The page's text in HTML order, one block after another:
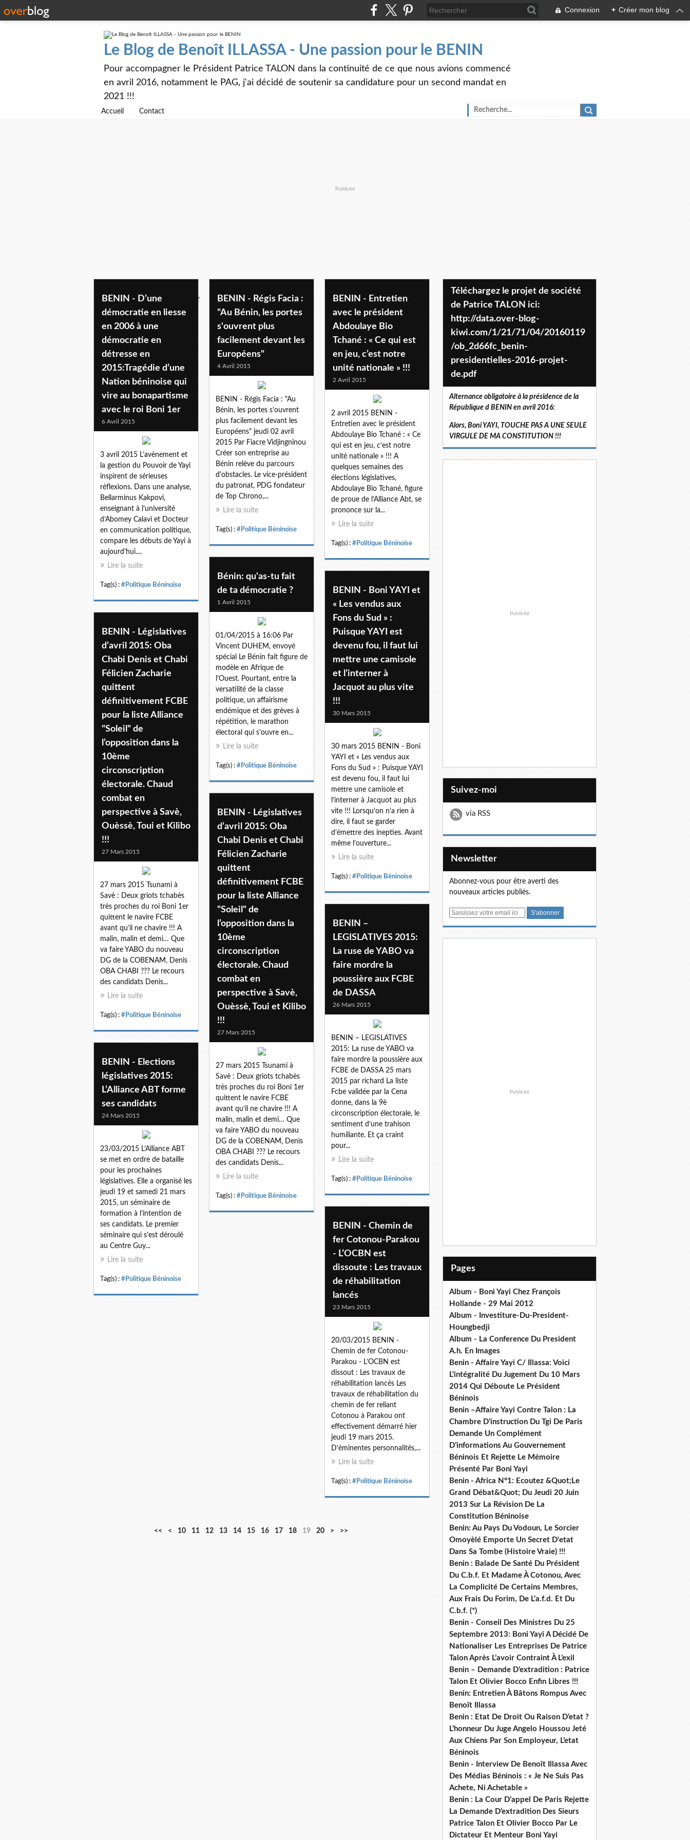
Connexion + Créer mon blog
Le Blog de Benoît ILLASSA - Une passion pour le BENIN
Pour accompagner le Président Patrice TALON dans la continuité de ce que nous avions commencé
en avril 2016, notamment le PAG, j'ai décidé de soutenir sa candidature pour un second mandat en
2021 !!!
Accueil Contact
Publicité
politique beninoise
BENIN - D’une
démocratie en liesse
en 2006 à une
démocratie en
détresse en
2015:Tragédie d’une
Nation béninoise qui
vire au bonapartisme
avec le roi Boni 1er
6 Avril 2015
3 avril 2015 L’avènement et
la gestion du Pouvoir de Yayi
inspirent de sérieuses
réflexions. Dans une analyse,
Bellarminus Kakpovi,
enseignant à l’université
d’Abomey Calavi et Docteur
en communication politique,
compare les débuts de Yayi à
aujourd’hui....
Lire la suite
Tag(s) : #Politique Béninoise
BENIN - Régis Facia :
"Au Bénin, les portes
s'ouvrent plus
facilement devant les
Européens"
4 Avril 2015
BENIN - Régis Facia : "Au
Bénin, les portes s'ouvrent
plus facilement devant les
Européens" jeudi 02 avril
2015 Par Fiacre Vidjingninou
Créer son entreprise au
Bénin relève du parcours
d'obstacles. Le vice-président
du patronat, PDG fondateur
de Top Chrono,...
Lire la suite
Tag(s) : #Politique Béninoise
BENIN - Entretien
avec le président
Abdoulaye Bio
Tchané : « Ce qui est
en jeu, c’est notre
unité nationale » !!!
2 Avril 2015
2 avril 2015 BENIN -
Entretien avec le président
Abdoulaye Bio Tchané : « Ce
qui est en jeu, c’est notre
unité nationale » !!! A
quelques semaines des
élections législatives,
Abdoulaye Bio Tchané, figure
de proue de l’Alliance Abt, se
prononce sur la...
Lire la suite
Tag(s) : #Politique Béninoise
Bénin: qu'as-tu fait
de ta démocratie ?
1 Avril 2015
01/04/2015 à 16:06 Par
Vincent DUHEM, envoyé
spécial Le Bénin fait figure de
modèle en Afrique de
l'Ouest. Pourtant, entre la
versatilité de la classe
politique, un affairisme
endémique et des grèves à
répétition, le marathon
électoral qui s'ouvre en...
Lire la suite
Tag(s) : #Politique Béninoise
BENIN - Boni YAYI et
« Les vendus aux
Fons du Sud » :
Puisque YAYI est
devenu fou, il faut lui
mettre une camisole
et l’interner à
Jacquot au plus vite
!!!
30 Mars 2015
30 mars 2015 BENIN - Boni
YAYI et « Les vendus aux
Fons du Sud » : Puisque YAYI
est devenu fou, il faut lui
mettre une camisole et
l’interner à Jacquot au plus
vite !!! Lorsqu’on n’a rien à
dire, il faut se garder
d’émettre des inepties. Avant
même l’ouverture...
Lire la suite
Tag(s) : #Politique Béninoise
BENIN - Législatives
d’avril 2015: Oba
Chabi Denis et Chabi
Félicien Zacharie
quittent
définitivement FCBE
pour la liste Alliance
"Soleil" de
l’opposition dans la
10ème
circonscription
électorale. Chaud
combat en
perspective à Savè,
Ouèssè, Toui et Kilibo
!!!
27 Mars 2015
27 mars 2015 Tsunami à
Savè : Deux griots tchabès
très proches du roi Boni 1er
quittent le navire FCBE
avant qu’il ne chavire !!! A
malin, malin et demi… Que
va faire YABO du nouveau
DG de la COBENAM, Denis
OBA CHABI ??? Le recours
des candidats Denis...
Lire la suite
Tag(s) : #Politique Béninoise
BENIN - Législatives
d’avril 2015: Oba
Chabi Denis et Chabi
Félicien Zacharie
quittent
définitivement FCBE
pour la liste Alliance
"Soleil" de
l’opposition dans la
10ème
circonscription
électorale. Chaud
combat en
perspective à Savè,
Ouèssè, Toui et Kilibo
!!!
27 Mars 2015
27 mars 2015 Tsunami à
Savè : Deux griots tchabès
très proches du roi Boni 1er
quittent le navire FCBE
avant qu’il ne chavire !!! A
malin, malin et demi… Que
va faire YABO du nouveau
DG de la COBENAM, Denis
OBA CHABI ??? Le recours
des candidats Denis...
Lire la suite
Tag(s) : #Politique Béninoise
BENIN –
LEGISLATIVES 2015:
La ruse de YABO va
faire mordre la
poussière aux FCBE
de DASSA
26 Mars 2015
BENIN – LEGISLATIVES
2015: La ruse de YABO va
faire mordre la poussière aux
FCBE de DASSA 25 mars
2015 par richard La liste
Fcbe validée par la Cena
donne, dans la 9è
circonscription électorale, le
sentiment d’une trahison
humiliante. Et ça craint
pour...
Lire la suite
Tag(s) : #Politique Béninoise
BENIN - Elections
législatives 2015:
L’Alliance ABT forme
ses candidats
24 Mars 2015
23/03/2015 L’Alliance ABT
se met en ordre de bataille
pour les prochaines
législatives. Elle a organisé les
jeudi 19 et samedi 21 mars
2015, un séminaire de
formation à l’intention de
ses candidats. Le premier
séminaire qui s’est déroulé
au Centre Guy...
Lire la suite
Tag(s) : #Politique Béninoise
BENIN - Chemin de
fer Cotonou-Parakou
- L’OCBN est
dissoute : Les travaux
de réhabilitation
lancés
23 Mars 2015
20/03/2015 BENIN -
Chemin de fer Cotonou-
Parakou - L’OCBN est
dissout : Les travaux de
réhabilitation lancés Les
travaux de réhabilitation du
chemin de fer reliant
Cotonou à Parakou ont
effectivement démarré hier
jeudi 19 mars 2015.
D’éminentes personnalités,...
Lire la suite
Tag(s) : #Politique Béninoise
<< < 10 11 12 13 14 15 16 17 18 19 20
3
4
5
6
7
8
9
1
2
3
> >>
Téléchargez le projet de société
de Patrice TALON ici:
http://data.over-blog-
kiwi.com/1/21/71/04/20160119
/ob_2d66fc_benin-
presidentielles-2016-projet-
de.pdf
Alternance obligatoire à la présidence de la
République d BENIN en avril 2016:
Alors, Boni YAYI, TOUCHE PAS A UNE SEULE
VIRGULE DE MA CONSTITUTION !!!
Publicité
Suivez-moi
via RSS
Newsletter
Abonnez-vous pour être averti des
nouveaux articles publiés.
E
Publicité
Pages
Album - Boni Yayi Chez François
Hollande - 29 Mai 2012
Album - Investiture-Du-President-
Houngbedji
Album - La Conference Du President
A.h. En Images
Benin - Affaire Yayi C/ Illassa: Voici
L'intégralité Du Jugement Du 10 Mars
2014 Qui Déboute Le Président
Béninois
Benin –Affaire Yayi Contre Talon : La
Chambre D’instruction Du Tgi De Paris
Demande Un Complément
D’informations Au Gouvernement
Béninois Et Rejette Le Mémoire
Présenté Par Boni Yayi
Benin - Africa N°1: Ecoutez &Quot;Le
Grand Débat&Quot; Du Jeudi 20 Juin
2013 Sur La Révision De La
Constitution Béninoise
Benin: Au Pays Du Vodoun, Le Sorcier
Omoyèlé Emporte Un Secret D'etat
Dans Sa Tombe (Histoire Vraie) !!!
Benin : Balade De Santé Du Président
Du C.b.f. Et Madame À Cotonou, Avec
La Complicité De Certains Membres,
Aux Frais Du Forim, De L’a.f.d. Et Du
C.b.f. (*)
Benin - Conseil Des Ministres Du 25
Septembre 2013: Boni Yayi A Décidé De
Nationaliser Les Entreprises De Patrice
Talon Après L’avoir Contraint À L’exil
Benin – Demande D’extradition : Patrice
Talon Et Olivier Bocco Enfin Libres !!!
Benin: Entretien À Bâtons Rompus Avec
Benoît Illassa
Benin : Etat De Droit Ou Raison D’etat ?
L’honneur Du Juge Angelo Houssou Jeté
Aux Chiens Par Son Employeur, L’etat
Béninois
Benin - Interview De Benoît Illassa Avec
Des Médias Béninois : « Je Ne Suis Pas
Achete, Ni Achetable »
Benin : La Cour D’appel De Paris Rejette
La Demande D’extradition Des Sieurs
Patrice Talon Et Olivier Bocco Par Le
Dictateur Et Menteur Boni Yayi